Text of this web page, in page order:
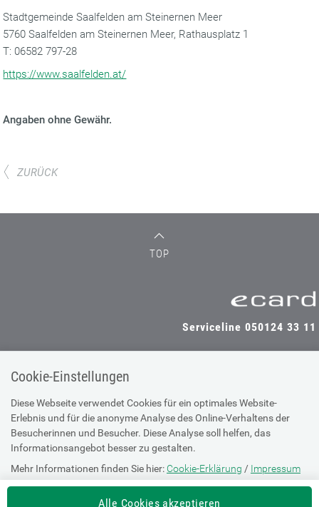
Cookie-Einstellungen
Diese Webseite verwendet Cookies für ein optimales Website-
Erlebnis und für die anonyme Analyse des Online-Verhaltens der
Besucherinnen und Besucher. Diese Analyse soll helfen, das
Informationsangebot besser zu gestalten.
Mehr Informationen finden Sie hier: Cookie-Erklärung / Impressum
Alle Cookies akzeptieren
Stadtgemeinde Saalfelden am Steinernen Meer
5760 Saalfelden am Steinernen Meer, Rathausplatz 1
T: 06582 797-28
https://www.saalfelden.at/
Angaben ohne Gewähr.
ZURÜCK
TOP
Serviceline 050124 33 11
Impressum
Site Map